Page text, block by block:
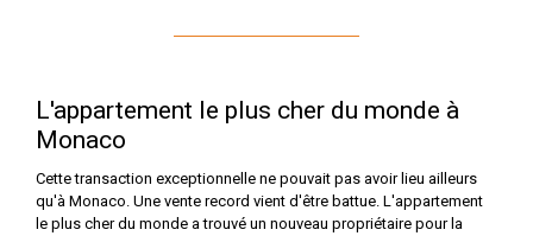
L'appartement le plus cher du monde à
Monaco
Cette transaction exceptionnelle ne pouvait pas avoir lieu ailleurs
qu'à Monaco. Une vente record vient d'être battue. L'appartement
le plus cher du monde a trouvé un nouveau propriétaire pour la